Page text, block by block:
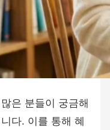
은 분들이 궁금해
다. 이를 통해 혜